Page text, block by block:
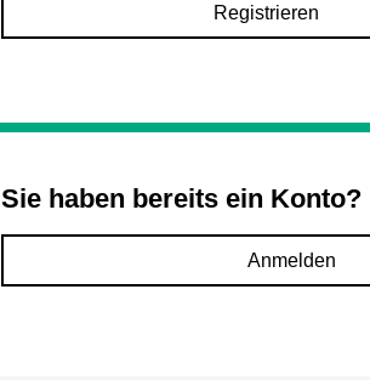
Registrieren
Sie haben bereits ein Konto?
Anmelden